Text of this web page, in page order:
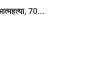
70...